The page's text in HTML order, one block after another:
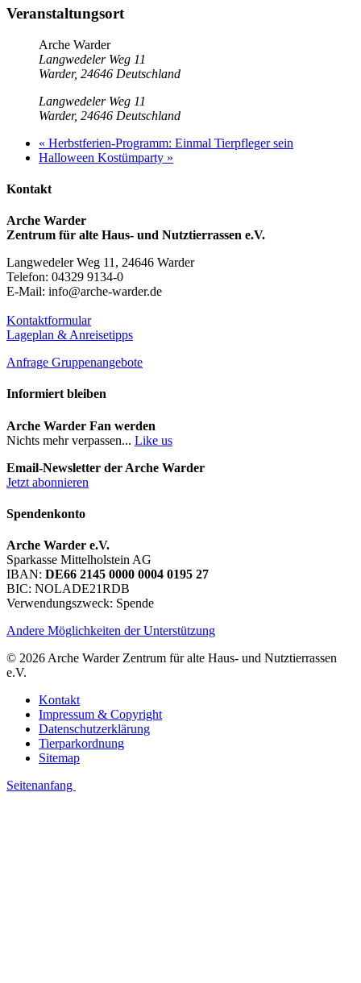
Veranstaltungsort
Arche Warder
Langwedeler Weg 11
Warder, 24646 Deutschland
Langwedeler Weg 11
Warder, 24646 Deutschland
« Herbstferien-Programm: Einmal Tierpfleger sein
Halloween Kostümparty »
Kontakt
Arche Warder
Zentrum für alte Haus- und Nutztierrassen e.V.
Langwedeler Weg 11, 24646 Warder
Telefon: 04329 9134-0
E-Mail: info@arche-warder.de
Kontaktformular
Lageplan & Anreisetipps
Anfrage Gruppenangebote
Informiert bleiben
Arche Warder Fan werden
Nichts mehr verpassen... Like us
Email-Newsletter der Arche Warder
Jetzt abonnieren
Spendenkonto
Arche Warder e.V.
Sparkasse Mittelholstein AG
IBAN: DE66 2145 0000 0004 0195 27
BIC: NOLADE21RDB
Verwendungszweck: Spende
Andere Möglichkeiten der Unterstützung
© 2026 Arche Warder Zentrum für alte Haus- und Nutztierrassen
e.V.
Kontakt
Impressum & Copyright
Datenschutzerklärung
Tierparkordnung
Sitemap
Seitenanfang